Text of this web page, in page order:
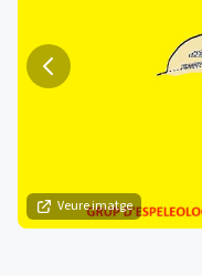
Veure imatge